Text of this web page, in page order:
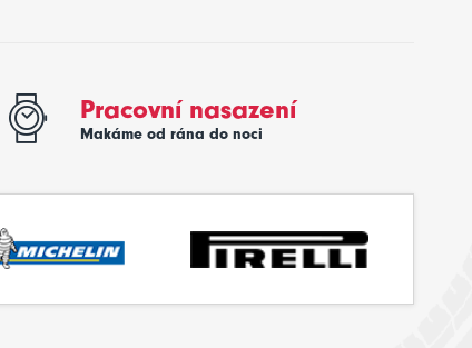
Pracovní nasazení
Makáme od rána do noci